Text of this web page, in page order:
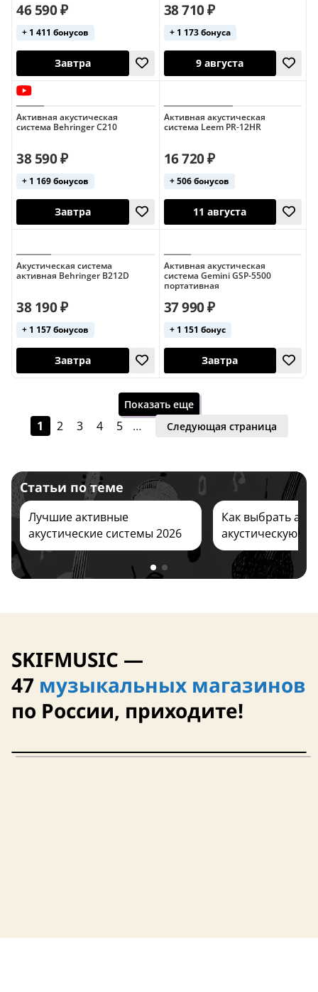
9 августа
13 августа 13 августа
46 590 ₽
+ 1 411 бонусов
Завтра
38 710 ₽
+ 1 173 бонуса
9 августа
Активная акустическая
система Behringer C210
38 590 ₽
+ 1 169 бонусов
Завтра
Активная акустическая
система Leem PR-12HR
16 720 ₽
+ 506 бонусов
11 августа
Акустическая система
активная Behringer B212D
38 190 ₽
+ 1 157 бонусов
Завтра
Активная акустическая
система Gemini GSP-5500
портативная
37 990 ₽
+ 1 151 бонус
Завтра
Показать еще
1 2 3 4 5 … Следующая страница
Статьи по теме
Лучшие активные
акустические системы 2026
Как выбрать
акустическую
SKIFMUSIC —
47 музыкальных магазинов
по России, приходите!